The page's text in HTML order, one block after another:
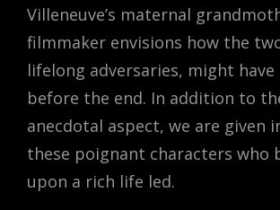
Villeneuve’s maternal
filmmaker envisions how the
lifelong adversaries, might have
before the end. In addition to
anecdotal aspect, we are given
these poignant characters who
upon a rich life led.